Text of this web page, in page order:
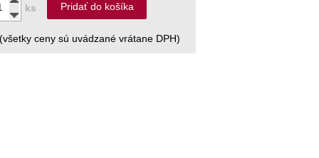
ks Pridať do košíka
(všetky ceny sú uvádzané vrátane DPH)